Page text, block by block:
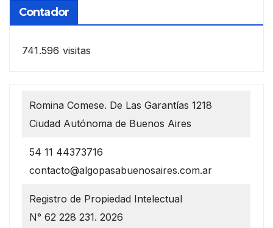
Contador
741.596 visitas
Romina Comese. De Las Garantías 1218
Ciudad Autónoma de Buenos Aires
54 11 44373716
contacto@algopasabuenosaires.com.ar
Registro de Propiedad Intelectual
N° 62 228 231. 2026